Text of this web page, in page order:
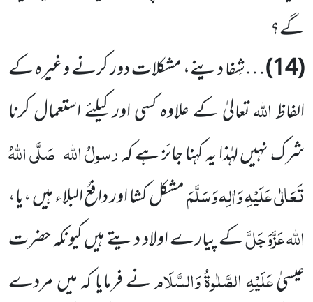
گے؟
(14)
…شِفا دینے، مشکلات دور کرنے وغیرہ کے
الفاظاللہتعالیٰ کے علاوہ کسی اور کیلئے استعمال کرنا
شرک نہیں لہٰذا یہ کہنا جائز ہے کہرسولُ اللہ صَلَّی اللہُ
تَعَالٰی عَلَیْہِ وَاٰلِہ وَسَلَّمَمشکل کشا اور دافعُ البلاء ہیں ،یا،
اللہعَزَّوَجَلَّکے پیارے اولاد دیتے ہیں کیونکہ حضرت
عیسیٰعَلَیْہِ الصَّلٰوۃُ وَالسَّلَامنے فرمایا کہ میں مردے